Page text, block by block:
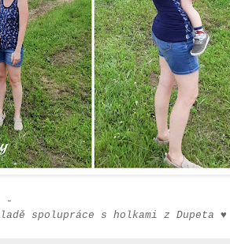
-
spolupráce s holkami z Dupeta ♥